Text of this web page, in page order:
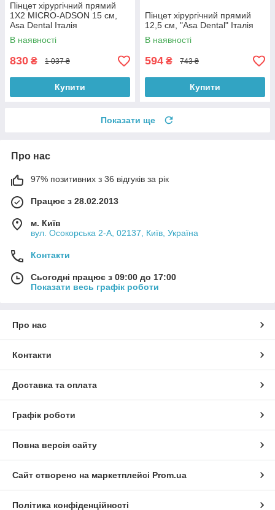
Пінцет хірургічний прямий
1X2 MICRO-ADSON 15 см,
Asa Dental Італія
В наявності
830 ₴ 1 037 ₴
Купити
Пінцет хірургічний прямий
12,5 см, "Asa Dental" Італія
В наявності
594 ₴ 743 ₴
Купити
Показати ще
Про нас
97% позитивних з 36 відгуків за рік
Працює з 28.02.2013
м. Київ
вул. Осокорська 2-А, 02137, Київ, Україна
Контакти
Сьогодні працює з 09:00 до 17:00
Показати весь графік роботи
Про нас
Контакти
Доставка та оплата
Графік роботи
Повна версія сайту
Сайт створено на маркетплейсі Prom.ua
Політика конфіденційності